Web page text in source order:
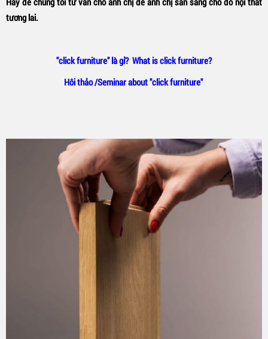
tương lai.
"click furniture" là gỉ? What is click furniture?
Hôi thảo /Seminar about "click furniture"